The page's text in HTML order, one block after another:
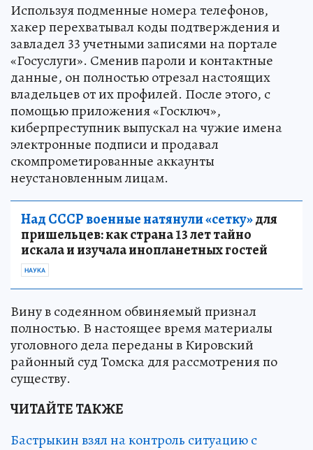
Используя подменные номера телефонов,
хакер перехватывал коды подтверждения и
завладел 33 учетными записями на портале
«Госуслуги». Сменив пароли и контактные
данные, он полностью отрезал настоящих
владельцев от их профилей. После этого, с
помощью приложения «Госключ»,
киберпреступник выпускал на чужие имена
электронные подписи и продавал
скомпрометированные аккаунты
неустановленным лицам.
Над СССР военные натянули «сетку»для
пришельцев: как страна 13 лет тайно
искала и изучала инопланетных гостей
НАУКА
Вину в содеянном обвиняемый признал
полностью. В настоящее время материалы
уголовного дела переданы в Кировский
районный суд Томска для рассмотрения по
существу.
ЧИТАЙТЕ ТАКЖЕ
Бастрыкин взял на контроль ситуацию с